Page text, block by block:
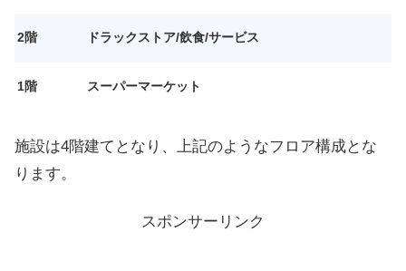
2階 ドラックストア/飲食/サービス
1階 スーパーマーケット
施設は4階建てとなり、上記のようなフロア構成とな
ります。
スポンサーリンク